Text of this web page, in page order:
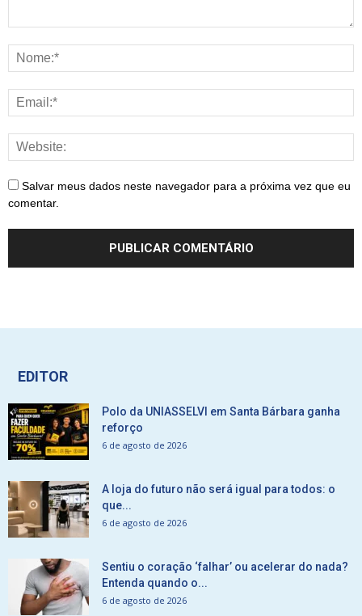
Salvar meus dados neste navegador para a próxima vez que eu
comentar.
EDITOR
Polo da UNIASSELVI em Santa Bárbara ganha
reforço
6 de agosto de 2026
A loja do futuro não será igual para todos: o
que...
6 de agosto de 2026
Sentiu o coração ‘falhar’ ou acelerar do nada?
Entenda quando o...
6 de agosto de 2026